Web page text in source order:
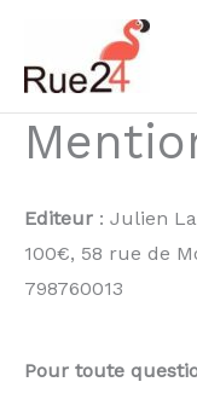
contenu
Editeur : Julien
100€, 58 rue de
798760013
Pour toute